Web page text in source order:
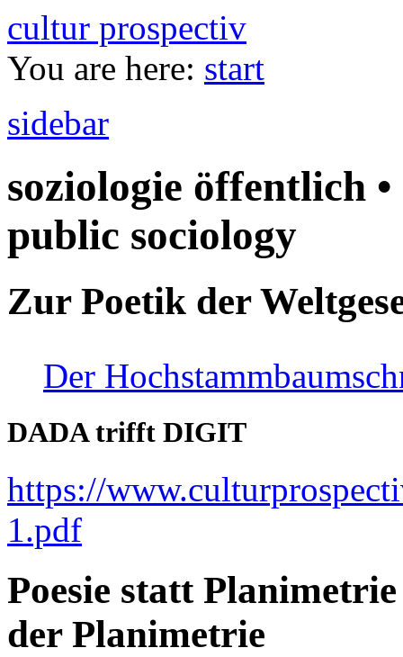
cultur prospectiv
You are here: start
sidebar
soziologie öffentlich
public sociology
Zur Poetik der
Der
DADA trifft DIGIT
https://
1.pdf
Poesie statt
der Planimetrie